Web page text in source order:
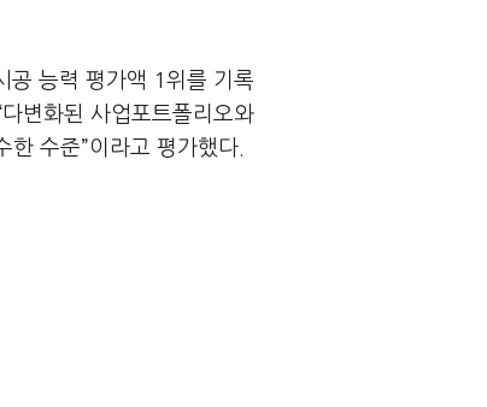
공 능력 평가액 1위를 기록
변화된 사업포트폴리오와
수준”이라고 평가했다.